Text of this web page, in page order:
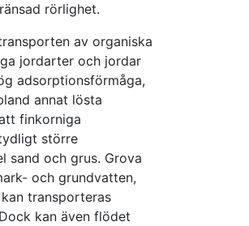
rörlighet.
av organiska
jordarter och jordar
adsorptionsförmåga,
annat lösta
finkorniga
större
sand och grus. Grova
och grundvatten,
transporteras
kan även flödet